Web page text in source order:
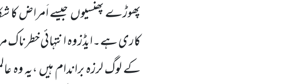
پھوڑے پھنسیوں جیسے اَمراض کا
کاری ہے۔ایڈز وہ انتہائی
کے لوگ لرزہ براندام ہیں ،یہ وہ